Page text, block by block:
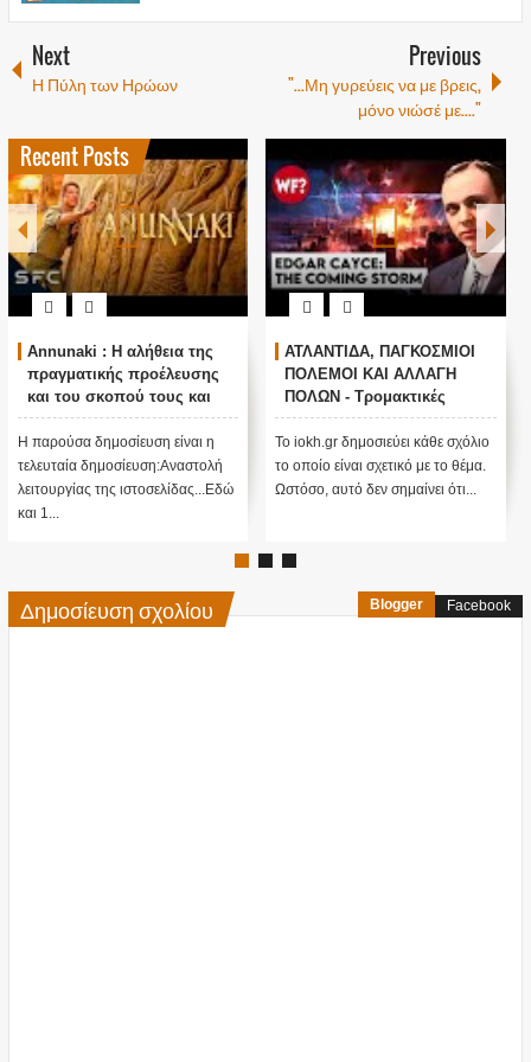
Next
Η Πύλη των Ηρώων
Previous
"...Μη γυρεύεις να με βρεις,
μόνο νιώσέ με...."
Recent Posts
Annunaki : Η αλήθεια της
πραγματικής προέλευσης
και του σκοπού τους και
αναστολή λειτουργίας μας
....
Η παρούσα δημοσίευση είναι η
τελευταία δημοσίευση:Αναστολή
λειτουργίας της ιστοσελίδας...Εδώ
και 1...
ΑΤΛΑΝΤΙΔΑ, ΠΑΓΚΟΣΜΙΟΙ
ΠΟΛΕΜΟΙ ΚΑΙ ΑΛΛΑΓΗ
ΠΟΛΩΝ - Τρομακτικές
προβλέψεις του Edgar
Cayce (Video)
Το iokh.gr δημοσιεύει κάθε σχόλιο
το οποίο είναι σχετικό με το θέμα.
Ωστόσο, αυτό δεν σημαίνει ότι...
Δημοσίευση σχολίου Blogger Facebook